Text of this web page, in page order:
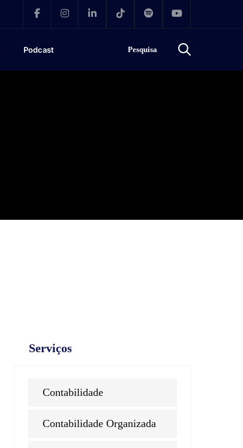
Podcast
Serviços
Contabilidade
Contabilidade Organizada